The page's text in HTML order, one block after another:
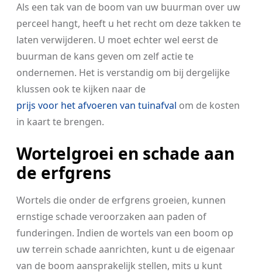
Als een tak van de boom van uw buurman over uw
perceel hangt, heeft u het recht om deze takken te
laten verwijderen. U moet echter wel eerst de
buurman de kans geven om zelf actie te
ondernemen. Het is verstandig om bij dergelijke
klussen ook te kijken naar de
prijs voor het afvoeren van tuinafval om de kosten
in kaart te brengen.
Wortelgroei en schade aan
de erfgrens
Wortels die onder de erfgrens groeien, kunnen
ernstige schade veroorzaken aan paden of
funderingen. Indien de wortels van een boom op
uw terrein schade aanrichten, kunt u de eigenaar
van de boom aansprakelijk stellen, mits u kunt